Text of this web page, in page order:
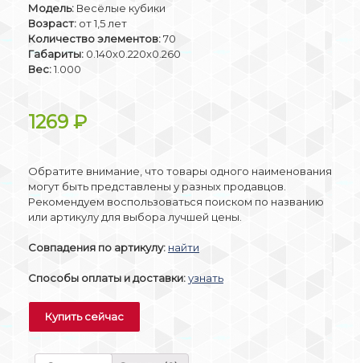
Модель: Весёлые кубики
Возраст: от 1,5 лет
Количество элементов:70
Габариты: 0.140x0.220x0.260
Вес:1.000
1269 ₽
Обратите внимание, что товары одного наименования
могут быть представлены у разных продавцов.
Рекомендуем воспользоваться поиском по названию
или артикулу для выбора лучшей цены.
Совпадения по артикулу: найти
Способы оплаты и доставки:узнать
Купить сейчас